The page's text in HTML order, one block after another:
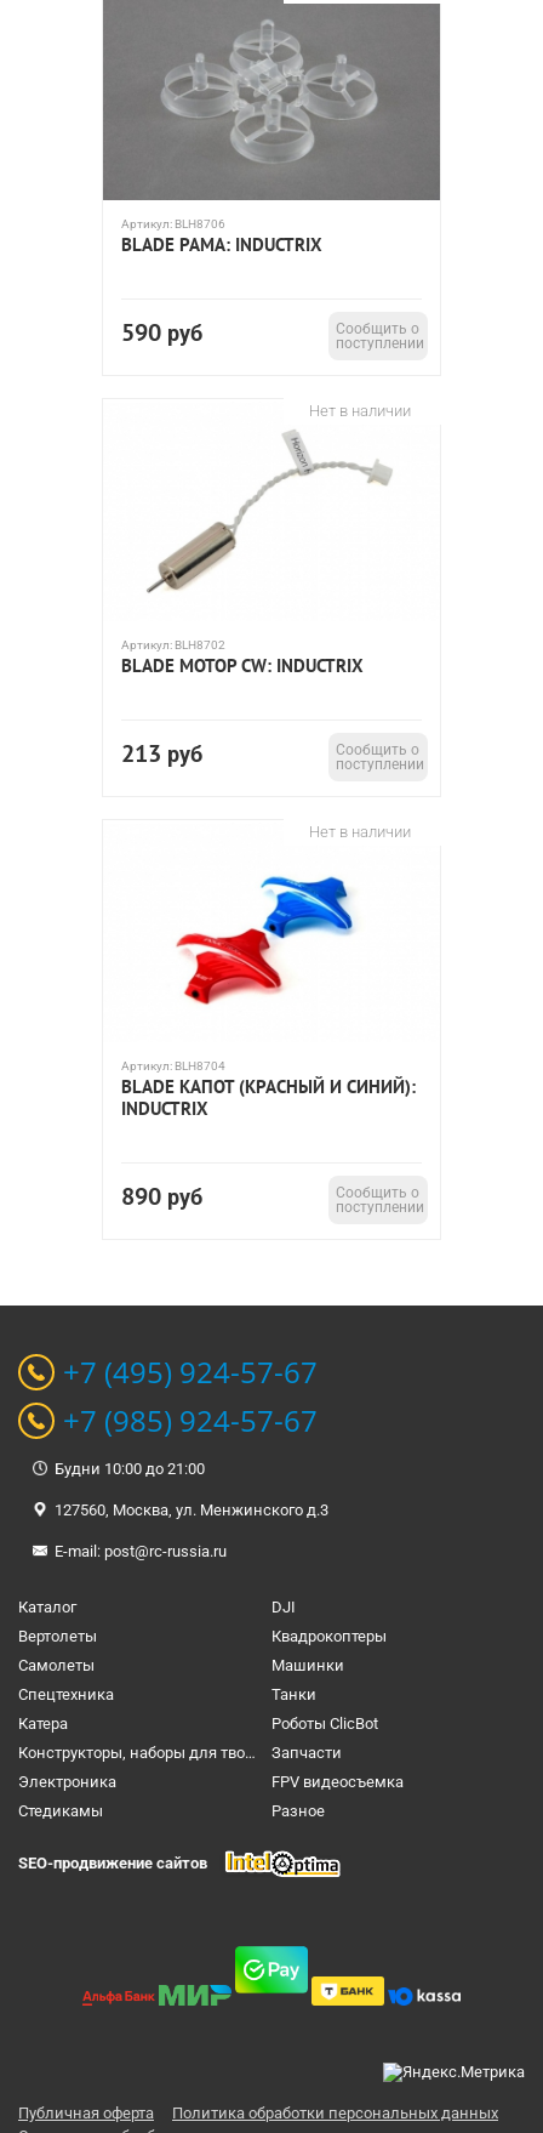
Артикул: BLH8706
BLADE РАМА: INDUCTRIX
590 руб
Сообщить о
поступлении
Нет в наличии
Артикул: BLH8702
BLADE МОТОР CW: INDUCTRIX
213 руб
Сообщить о
поступлении
Нет в наличии
Артикул: BLH8704
BLADE КАПОТ (КРАСНЫЙ И СИНИЙ):
INDUCTRIX
890 руб
Сообщить о
поступлении
+7 (495) 924-57-67
+7 (985) 924-57-67
Будни 10:00 до 21:00
127560, Москва, ул. Менжинского д.3
E-mail: post@rc-russia.ru
Каталог
DJI
Вертолеты
Квадрокоптеры
Самолеты
Машинки
Спецтехника
Танки
Катера
Роботы ClicBot
Конструкторы, наборы для творчества и настольные игры
Запчасти
Электроника
FPV видеосъемка
Cтедикамы
Разное
SEO-продвижение сайтов
Публичная оферта
Политика обработки персональных данных